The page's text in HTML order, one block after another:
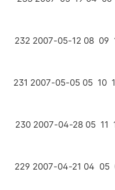
232 2007-05-12 08 09
231 2007-05-05 05 10
230 2007-04-28 05 11
229 2007-04-21 04 05